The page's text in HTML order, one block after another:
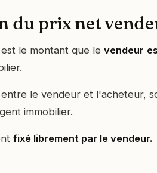
du prix net
est le montant que le vendeur
entre le vendeur et l'acheteur,
immobilier.
fixé librement par le vendeur.